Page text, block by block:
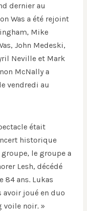
dernier au
Was a été rejoint
Mike
John Medeski,
Neville et Mark
McNally a
vendredi au
était
historique
le groupe a
Lesh, décédé
84 ans. Lukas
avoir joué en duo
voile noir. »